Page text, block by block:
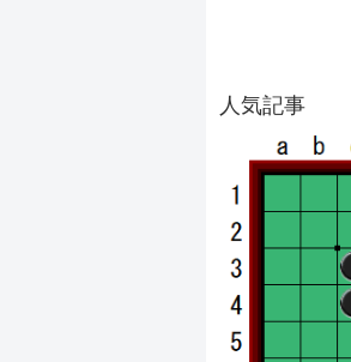
人気記事